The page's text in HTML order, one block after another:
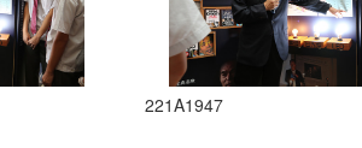
221A1947